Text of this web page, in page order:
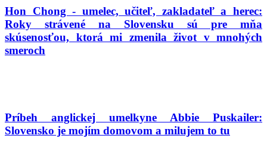
Hon Chong - umelec, učiteľ, zakladateľ a herec:
Roky strávené na Slovensku sú pre mňa
skúsenosťou, ktorá mi zmenila život v mnohých
smeroch
Príbeh anglickej umelkyne Abbie Puskailer:
Slovensko je mojím domovom a milujem to tu